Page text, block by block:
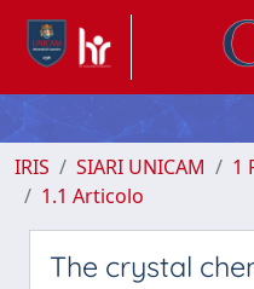
IRIS SIARI UNICAM
1
1.1 Articolo
The crystal